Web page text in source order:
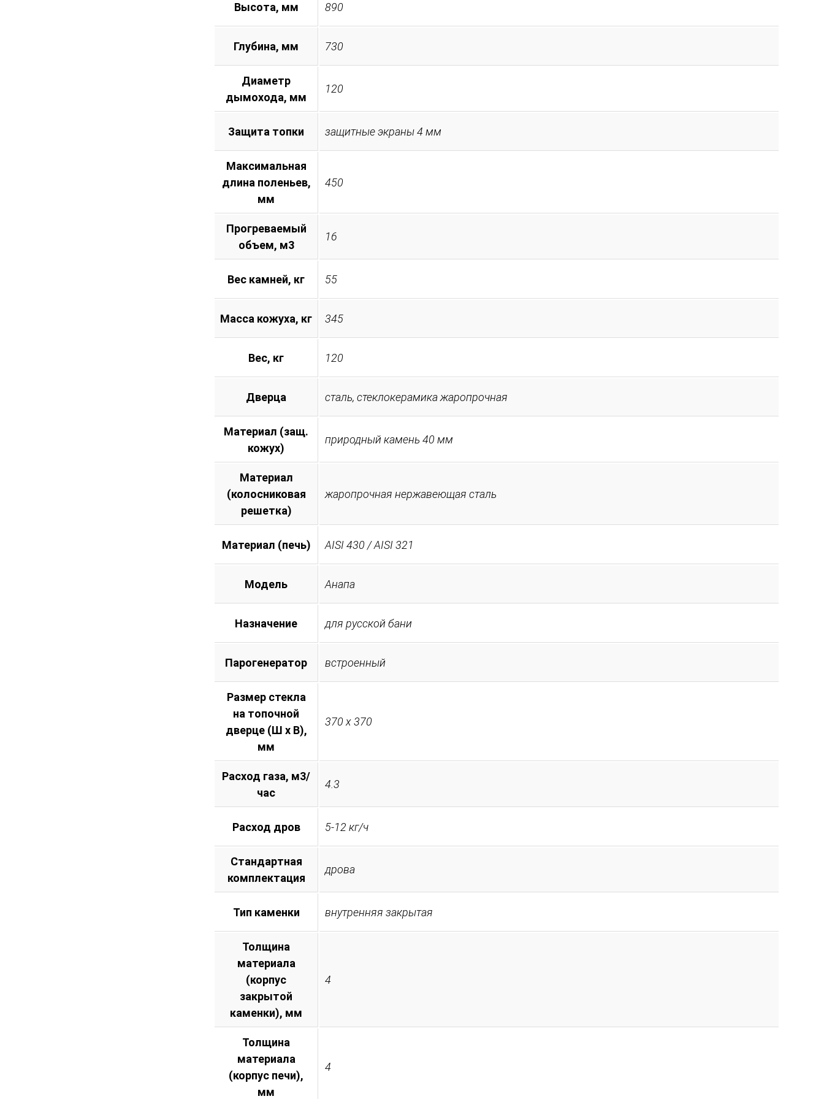
Высота, мм 890
Глубина, мм 730
Диаметр
дымохода, мм
120
Защита топки защитные экраны 4 мм
Максимальная
длина поленьев,
мм
450
Прогреваемый
объем, м3
16
Вес камней, кг 55
Масса кожуха, кг 345
Вес, кг 120
Дверца сталь, стеклокерамика жаропрочная
Материал (защ.
кожух)
природный камень 40 мм
Материал
(колосниковая
решетка)
жаропрочная нержавеющая сталь
Материал (печь) AISI 430 / AISI 321
Модель Анапа
Назначение для русской бани
Парогенератор встроенный
Размер стекла
на топочной
дверце (Ш х В),
мм
370 х 370
Расход газа, м3/
час
4.3
Расход дров 5-12 кг/ч
Стандартная
комплектация
дрова
Тип каменки внутренняя закрытая
Толщина
материала
(корпус
закрытой
каменки), мм
4
Толщина
материала
(корпус печи),
мм
4